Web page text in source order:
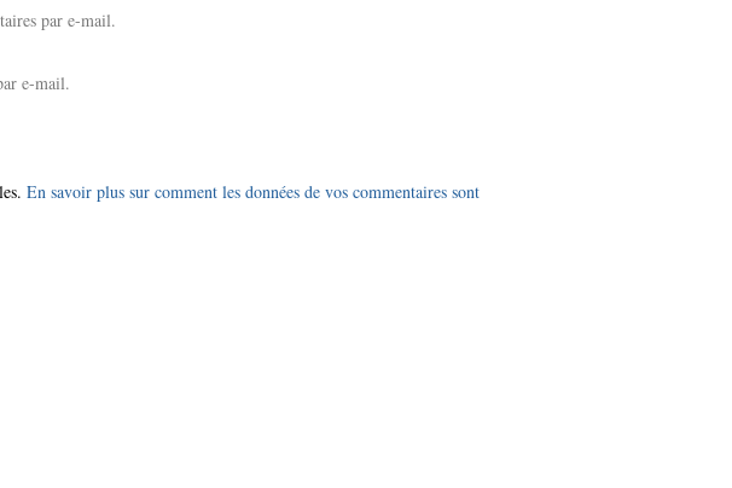
par e-mail.
e-mail.
En savoir plus sur comment les données de vos commentaires sont